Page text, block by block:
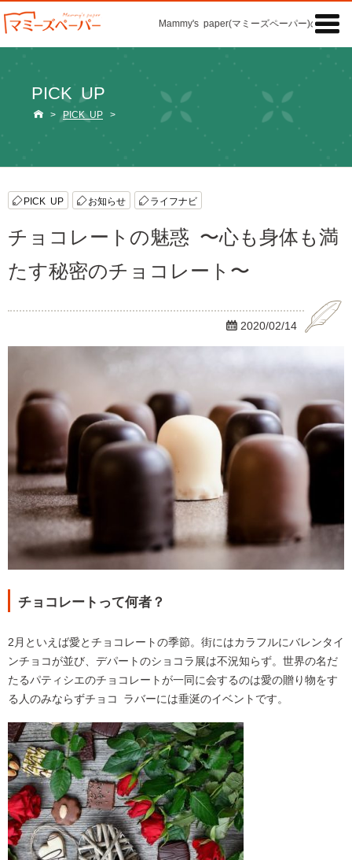
Mammy's paper(マミーズペーパー)の「記事」

PICK UP
 > PICK UP >
PICK UP お知らせ ライフナビ
チョコレートの魅惑 〜心も身体も満
たす秘密のチョコレート〜
 2020/02/14
チョコレートって何者？
2月といえば愛とチョコレートの季節。街にはカラフルにバレンタイ
ンチョコが並び、デパートのショコラ展は不況知らず。世界の名だ
たるパティシエのチョコレートが一同に会するのは愛の贈り物をす
る人のみならずチョコ ラバーには垂涎のイベントです。